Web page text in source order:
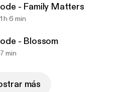
- Family Matters
1 h 6 min
- Blossom
min
más